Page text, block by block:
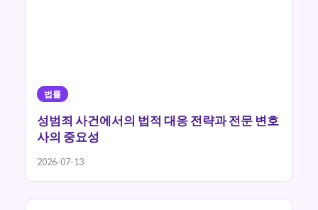
법률
성범죄 사건에서의 법적 대응 전략과 전문 변호
사의 중요성
2026-07-13